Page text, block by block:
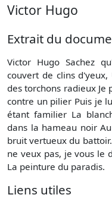
Victor Hugo
Extrait du
Victor Hugo Sachez
couvert de clins
des torchons radieux Je
contre un pilier Puis je
étant familier La
dans la hameau noir
bruit vertueux du
ne veux pas, je vous le
La peinture du paradis.
Liens utiles